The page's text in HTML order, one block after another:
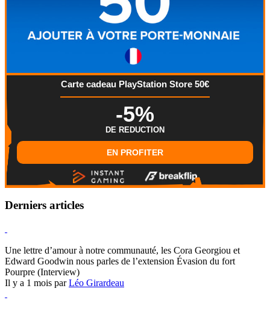
Carte cadeau PlayStation Store 50€
-5%
DE REDUCTION
EN PROFITER
Derniers articles
Une lettre d’amour à notre communauté, les Cora Georgiou et
Edward Goodwin nous parles de l’extension Évasion du fort
Pourpre (Interview)
Il y a 1 mois parLéo Girardeau